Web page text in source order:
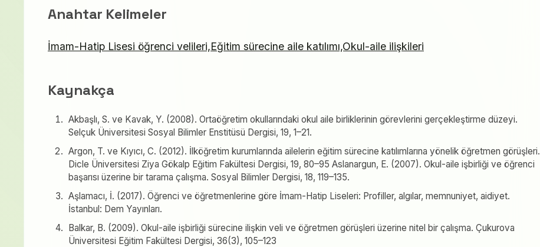
Anahtar Kelimeler
İmam-Hatip Lisesi öğrenci velileri,Eğitim sürecine aile katılımı,Okul-aile ilişkileri
Kaynakça
Akbaşlı, S. ve Kavak, Y. (2008). Ortaöğretim okullarındaki okul aile birliklerinin görevlerini gerçekleştirme düzeyi.
Selçuk Üniversitesi Sosyal Bilimler Enstitüsü Dergisi, 19, 1–21.
Argon, T. ve Kıyıcı, C. (2012). İlköğretim kurumlarında ailelerin eğitim sürecine katılımlarına yönelik öğretmen görüşleri.
Dicle Üniversitesi Ziya Gökalp Eğitim Fakültesi Dergisi, 19, 80–95 Aslanargun, E. (2007). Okul-aile işbirliği ve öğrenci
başarısı üzerine bir tarama çalışma. Sosyal Bilimler Dergisi, 18, 119–135.
Aşlamacı, İ. (2017). Öğrenci ve öğretmenlerine göre İmam-Hatip Liseleri: Profiller, algılar, memnuniyet, aidiyet.
İstanbul: Dem Yayınları.
Balkar, B. (2009). Okul-aile işbirliği sürecine ilişkin veli ve öğretmen görüşleri üzerine nitel bir çalışma. Çukurova
Üniversitesi Eğitim Fakültesi Dergisi, 36(3), 105–123